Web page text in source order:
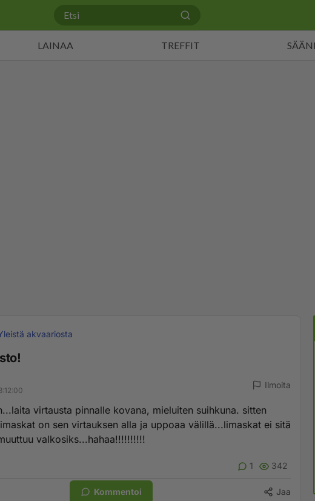
LAINAA TREFFIT
akvaariosta
Ilmoita
virtausta pinnalle kovana, mieluiten suihkuna. sitten
on sen virtauksen alla ja uppoaa välillä...limaskat ei sitä
valkosiks...hahaa!!!!!!!!!!
1 342
Kommentoi Jaa